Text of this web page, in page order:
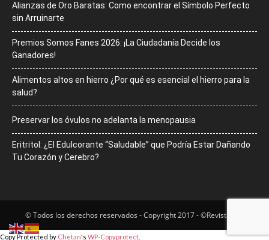
Alianzas de Oro Baratas: Como encontrar el Símbolo Perfecto
sin Arruinarte
Premios Somos Fanes 2026: ¡La Ciudadanía Decide los
Ganadores!
Alimentos altos en hierro ¿Por qué es esencial el hierro para la
salud?
Preservar los óvulos no adelanta la menopausia
Eritritol: ¿El Edulcorante “Saludable” que Podría Estar Dañando
Tu Corazón y Cerebro?
© Todos los derechos reservados - Copyright 2017 - ©Revista Bfit
Copy Protected by Chetan's WP-Copyprotect